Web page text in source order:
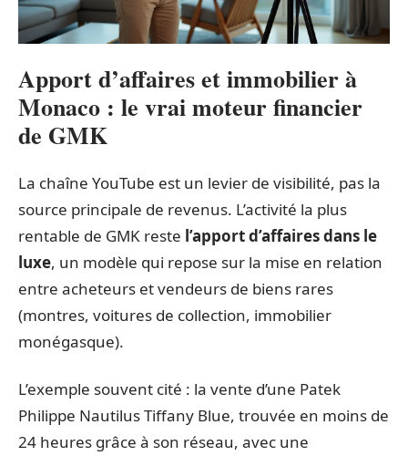
Apport d’affaires et immobilier à
Monaco : le vrai moteur financier
de GMK
La chaîne YouTube est un levier de visibilité, pas la
source principale de revenus. L’activité la plus
rentable de GMK reste l’apport d’affaires dans le
luxe, un modèle qui repose sur la mise en relation
entre acheteurs et vendeurs de biens rares
(montres, voitures de collection, immobilier
monégasque).
L’exemple souvent cité : la vente d’une Patek
Philippe Nautilus Tiffany Blue, trouvée en moins de
24 heures grâce à son réseau, avec une